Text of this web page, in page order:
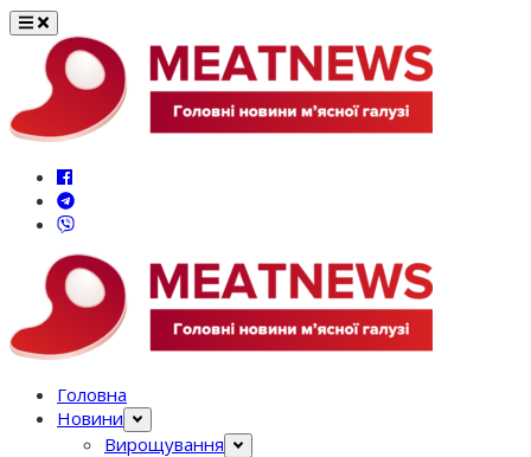
Перейти
вмісту
Головна
Новини
Вирощування